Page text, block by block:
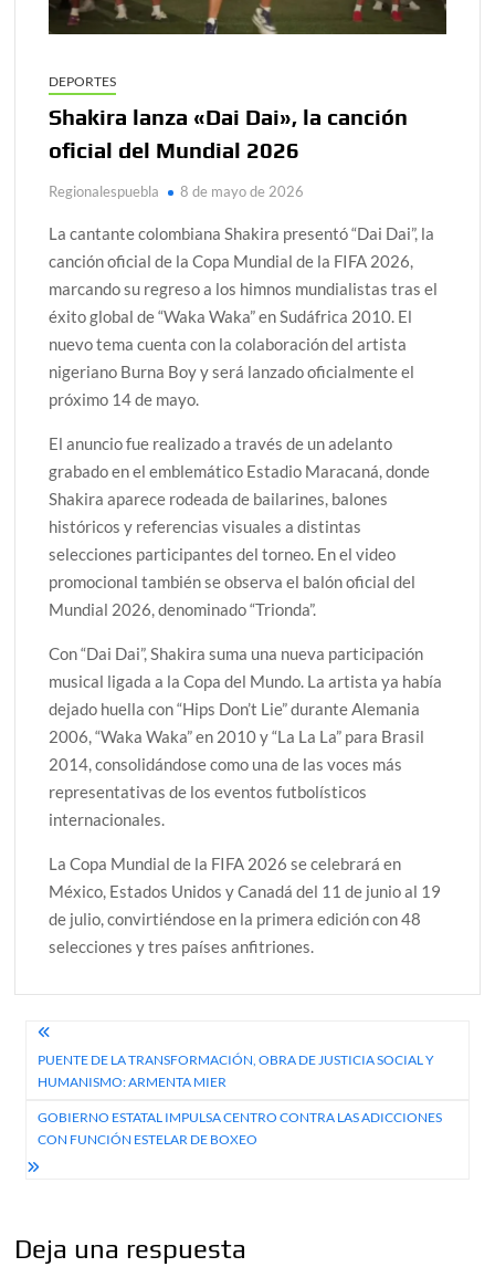
DEPORTES
Shakira lanza «Dai Dai», la canción
oficial del Mundial 2026
Regionalespuebla 8 de mayo de 2026
La cantante colombianaShakira presentó “Dai Dai”, la
canción oficial de la Copa Mundial de la FIFA 2026,
marcando su regreso a los himnos mundialistas tras el
éxito global de “Waka Waka” en Sudáfrica 2010. El
nuevo tema cuenta con la colaboración del artista
nigeriano Burna Boyy será lanzado oficialmente el
próximo 14 de mayo.
El anuncio fue realizado a través de un adelanto
grabado en el emblemático Estadio Maracaná, donde
Shakira aparece rodeada de bailarines, balones
históricos y referencias visuales a distintas
selecciones participantes del torneo. En el video
promocional también se observa el balón oficial del
Mundial 2026, denominado “Trionda”.
Con “Dai Dai”, Shakira suma una nueva participación
musical ligada a la Copa del Mundo. La artista ya había
dejado huella con “Hips Don’t Lie” durante Alemania
2006, “Waka Waka” en 2010 y “La La La” para Brasil
2014, consolidándose como una de las voces más
representativas de los eventos futbolísticos
internacionales.
La Copa Mundial de la FIFA 2026 se celebrará en
México, Estados Unidos y Canadá del 11 de junio al 19
de julio, convirtiéndose en la primera edición con 48
selecciones y tres países anfitriones.
Navegación
de
entradas
PUENTE DE LA TRANSFORMACIÓN, OBRA DE JUSTICIA SOCIAL Y
HUMANISMO: ARMENTA MIER
GOBIERNO ESTATAL IMPULSA CENTRO CONTRA LAS ADICCIONES
CON FUNCIÓN ESTELAR DE BOXEO
Deja una respuesta